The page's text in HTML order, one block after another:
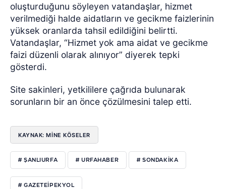
oluşturduğunu söyleyen vatandaşlar, hizmet
verilmediği halde aidatların ve gecikme faizlerinin
yüksek oranlarda tahsil edildiğini belirtti.
Vatandaşlar, “Hizmet yok ama aidat ve gecikme
faizi düzenli olarak alınıyor” diyerek tepki
gösterdi.
Site sakinleri, yetkililere çağrıda bulunarak
sorunların bir an önce çözülmesini talep etti.
KAYNAK: MİNE KÖSELER
# ŞANLIURFA # URFAHABER # SONDAKİKA
# GAZETEİPEKYOL